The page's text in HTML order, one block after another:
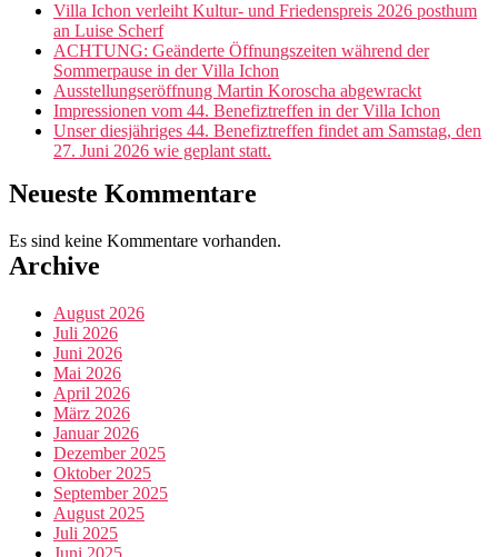
Villa Ichon verleiht Kultur- und Friedenspreis 2026 posthum
an Luise Scherf
ACHTUNG: Geänderte Öffnungszeiten während der
Sommerpause in der Villa Ichon
Ausstellungseröffnung Martin Koroscha abgewrackt
Impressionen vom 44. Benefiztreffen in der Villa Ichon
Unser diesjähriges 44. Benefiztreffen findet am Samstag, den
27. Juni 2026 wie geplant statt.
Neueste Kommentare
Es sind keine Kommentare vorhanden.
Archive
August 2026
Juli 2026
Juni 2026
Mai 2026
April 2026
März 2026
Januar 2026
Dezember 2025
Oktober 2025
September 2025
August 2025
Juli 2025
Juni 2025